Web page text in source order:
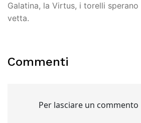
Galatina, la Virtus, i torelli sperano
vetta.
Commenti